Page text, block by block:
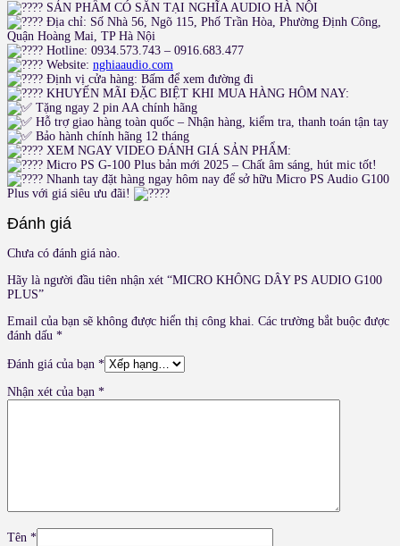
SẢN PHẨM CÓ SẴN TẠI NGHĨA AUDIO HÀ NỘI
Địa chỉ: Số Nhà 56, Ngõ 115, Phố Trần Hòa, Phường Định Công,
Quận Hoàng Mai, TP Hà Nội
Hotline: 0934.573.743 – 0916.683.477
Website: nghiaaudio.com
Định vị cửa hàng: Bấm để xem đường đi
KHUYẾN MÃI ĐẶC BIỆT KHI MUA HÀNG HÔM NAY:
Tặng ngay 2 pin AA chính hãng
Hỗ trợ giao hàng toàn quốc – Nhận hàng, kiểm tra, thanh toán tận tay
Bảo hành chính hãng 12 tháng
XEM NGAY VIDEO ĐÁNH GIÁ SẢN PHẨM:
Micro PS G-100 Plus bản mới 2025 – Chất âm sáng, hút mic tốt!
Nhanh tay đặt hàng ngay hôm nay để sở hữu Micro PS Audio G100
Plus với giá siêu ưu đãi!
Đánh giá
Chưa có đánh giá nào.
Hãy là người đầu tiên nhận xét “MICRO KHÔNG DÂY PS AUDIO G100
PLUS”
Email của bạn sẽ không được hiển thị công khai. Các trường bắt buộc được
đánh dấu *
Đánh giá của bạn *
Nhận xét của bạn *
Tên *